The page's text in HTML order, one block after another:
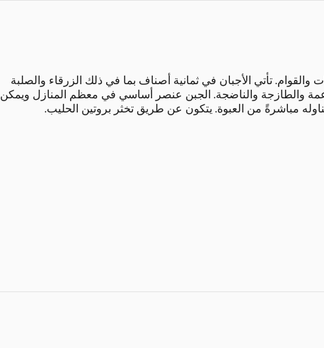
تأتي الأجبان في ثمانية أصناف بما في ذلك الزرقاء والصلبة
والطازجة والناضجة. الجبن عنصر أساسي في معظم المنازل ويمكن
مباشرةً من العبوة. يتكون عن طريق تخثر بروتين الحليب.